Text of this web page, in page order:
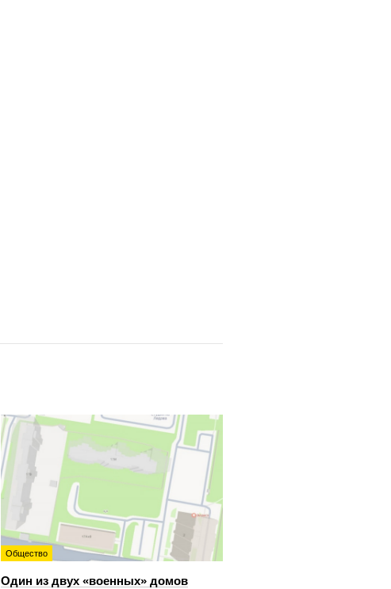
Общество
Один из двух «военных» домов